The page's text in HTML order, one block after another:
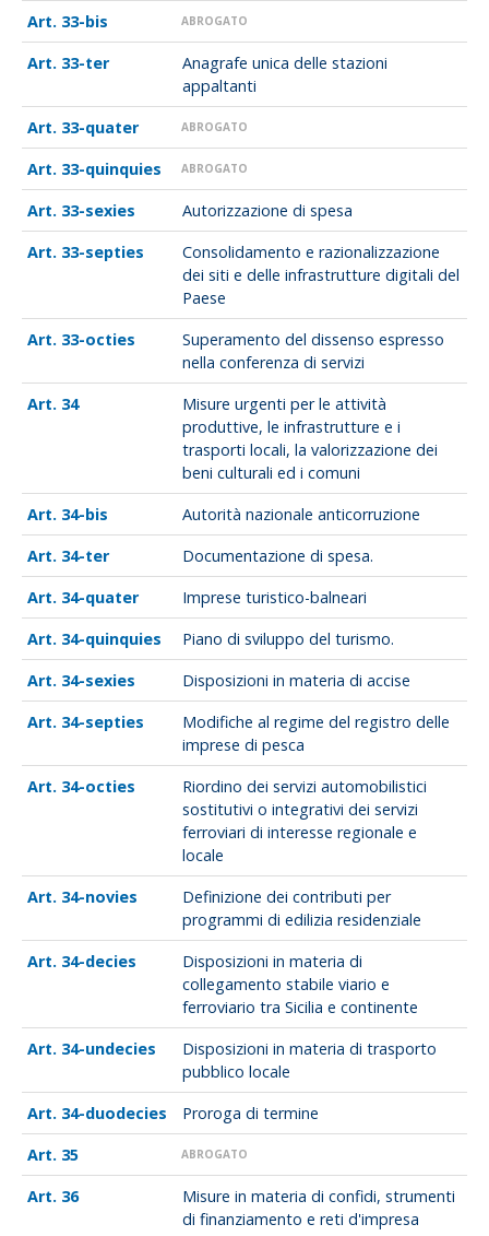
33-bis
ABROGATO
33-ter
Anagrafe unica delle stazioni
appaltanti
33-quater
ABROGATO
33-quinquies ABROGATO
33-sexies
Autorizzazione di spesa
33-septies
Consolidamento e razionalizzazione
dei siti e delle infrastrutture digitali del
Paese
33-octies
Superamento del dissenso espresso
nella conferenza di servizi
34
Misure urgenti per le attività
produttive, le infrastrutture e i
trasporti locali, la valorizzazione dei
beni culturali ed i comuni
34-bis
Autorità nazionale anticorruzione
34-ter
Documentazione di spesa.
34-quater
Imprese turistico-balneari
34-quinquies
Piano di sviluppo del turismo.
34-sexies
Disposizioni in materia di accise
34-septies
Modifiche al regime del registro delle
imprese di pesca
34-octies
Riordino dei servizi automobilistici
sostitutivi o integrativi dei servizi
ferroviari di interesse regionale e
locale
34-novies
Definizione dei contributi per
programmi di edilizia residenziale
34-decies
Disposizioni in materia di
collegamento stabile viario e
ferroviario tra Sicilia e continente
34-undecies
Disposizioni in materia di trasporto
pubblico locale
34-duodecies
Proroga di termine
35
ABROGATO
36
Misure in materia di confidi, strumenti
di finanziamento e reti d'impresa